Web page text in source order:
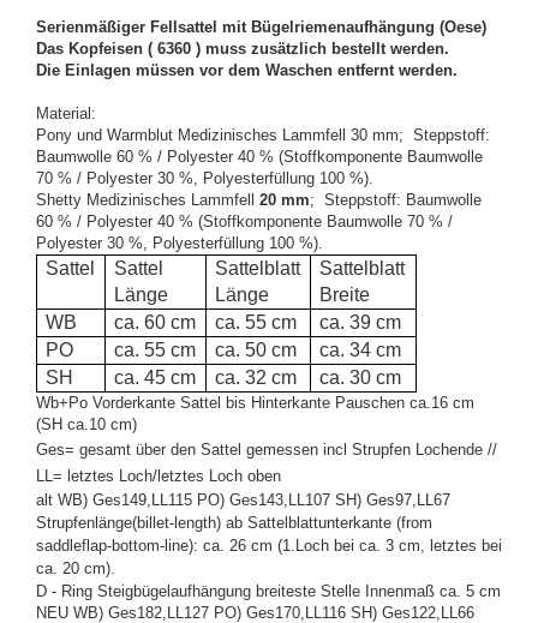
Serienmäßiger Fellsattel mit Bügelriemenaufhängung (Oese)
Das Kopfeisen ( 6360 ) muss zusätzlich bestellt werden.
Die Einlagen müssen vor dem Waschen entfernt werden.
Material:
Pony und Warmblut Medizinisches Lammfell 30 mm; Steppstoff:
Baumwolle 60 % / Polyester 40 % (Stoffkomponente Baumwolle
70 % / Polyester 30 %, Polyesterfüllung 100 %)
Shetty Medizinisches Lammfell 20 mm; Steppstoff: Baumwolle
60 % / Polyester 40 % (Stoffkomponente Baumwolle 70 % /
Polyester 30 %, Polyesterfüllung 100 %)
Sattel
Sattel
Länge
Sattelblatt
Länge
Sattelblatt
Breite
WB
ca. 60 cm ca. 55 cm
ca. 39 cm
PO
ca. 55 cm ca. 50 cm
ca. 34 cm
SH
ca. 45 cm ca. 32 cm ca. 30 cm
Wb+Po Vorderkante Sattel bis Hinterkante Pauschen ca.16 cm
(SH ca.10 cm)
Ges= gesamt über den Sattel gemessen incl Strupfen Lochende //
LL= letztes Loch/letztes Loch oben
alt WB) Ges149,LL115 PO) Ges143,LL107 SH) Ges97,LL67
Strupfenlänge(billet-length) ab Sattelblattunterkante (from
saddleflap-bottom-line): ca. 26 cm (1.Loch bei ca. 3 cm, letztes bei
ca. 20 cm).
D - Ring Steigbügelaufhängung breiteste Stelle Innenmaß ca. 5 cm
NEU WB) Ges182,LL127 PO) Ges170,LL116 SH) Ges122,LL66